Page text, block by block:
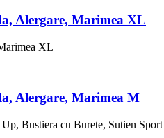
Alergare, Marimea XL
Alergare, Marimea M